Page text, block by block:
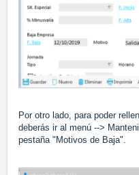
Por otro lado, para poder
deberás ir al menú -->
pestaña "Motivos de Baja".